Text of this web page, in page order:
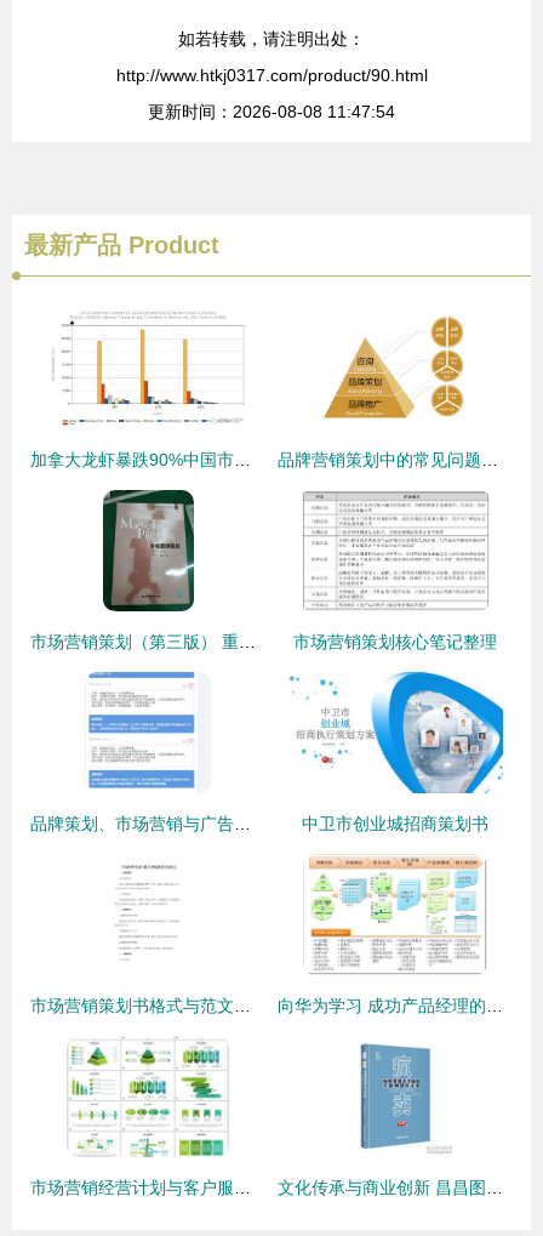
如若转载，请注明出处：
http://www.htkj0317.com/product/90.html
更新时间：2026-08-08 11:47:54
最新产品 Product
市场营销策划核心笔记整理
中卫市创业城招商策划书